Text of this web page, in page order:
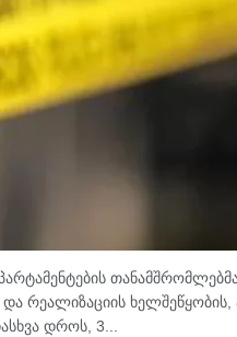
რეალიზაციის ხელშეწყობის,
დროს, 3...